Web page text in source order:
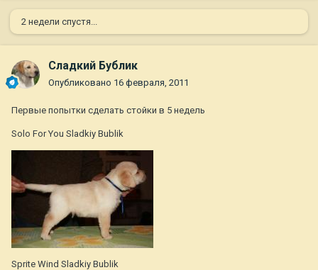
2 недели спустя...
Сладкий Бублик
Опубликовано 16 февраля, 2011
Первые попытки сделать стойки в 5 недель
Solo For You Sladkiy Bublik
Sprite Wind Sladkiy Bublik